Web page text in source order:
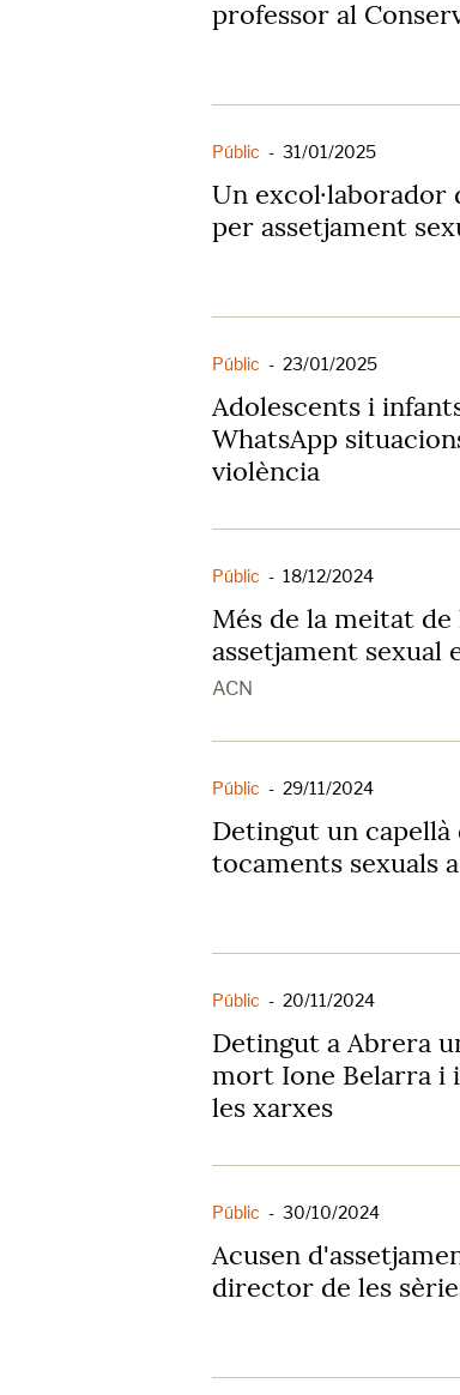
professor al
Públic - 31/01/2025
Un excol·laborador
per assetjament
Públic - 23/01/2025
Adolescents i
WhatsApp
violència
Públic - 18/12/2024
Més de la meitat
assetjament
ACN
Públic - 29/11/2024
Detingut un capellà
tocaments sexuals
Públic - 20/11/2024
Detingut a Abrera
mort Ione Belarra i
les xarxes
Públic - 30/10/2024
Acusen
director de les